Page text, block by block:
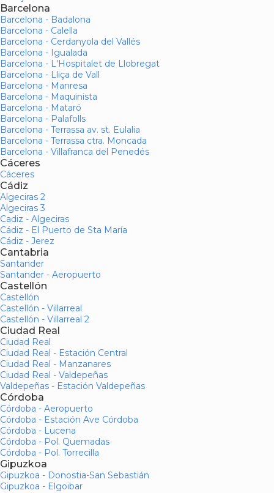
Barcelona
Barcelona - Badalona
Barcelona - Calella
Barcelona - Cerdanyola del Vallés
Barcelona - Igualada
Barcelona - L'Hospitalet de Llobregat
Barcelona - Lliça de Vall
Barcelona - Manresa
Barcelona - Maquinista
Barcelona - Mataró
Barcelona - Palafolls
Barcelona - Terrassa av. st. Eulalia
Barcelona - Terrassa ctra. Moncada
Barcelona - Villafranca del Penedés
Cáceres
Cáceres
Cádiz
Algeciras 2
Algeciras 3
Cadiz - Algeciras
Cádiz - El Puerto de Sta María
Cádiz - Jerez
Cantabria
Santander
Santander - Aeropuerto
Castellón
Castellón
Castellón - Villarreal
Castellón - Villarreal 2
Ciudad Real
Ciudad Real
Ciudad Real - Estación Central
Ciudad Real - Manzanares
Ciudad Real - Valdepeñas
Valdepeñas - Estación Valdepeñas
Córdoba
Córdoba - Aeropuerto
Córdoba - Estación Ave Córdoba
Córdoba - Lucena
Córdoba - Pol. Quemadas
Córdoba - Pol. Torrecilla
Gipuzkoa
Gipuzkoa - Donostia-San Sebastián
Gipuzkoa - Elgoibar